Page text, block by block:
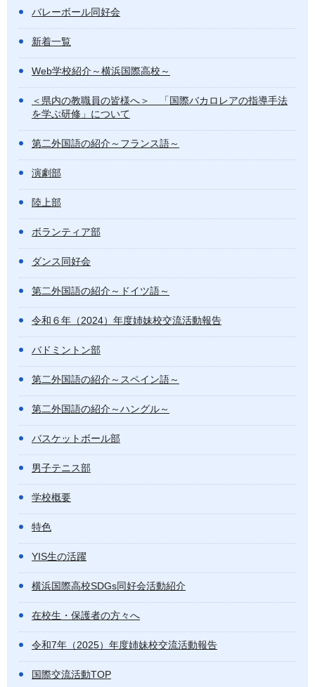
バレーボール同好会
新着一覧
Web学校紹介～横浜国際高校～
＜県内の教職員の皆様へ＞ 「国際バカロレアの指導手法
を学ぶ研修」について
第二外国語の紹介～フランス語～
演劇部
陸上部
ボランティア部
ダンス同好会
第二外国語の紹介～ドイツ語～
令和６年（2024）年度姉妹校交流活動報告
バドミントン部
第二外国語の紹介～スペイン語～
第二外国語の紹介～ハングル～
バスケットボール部
男子テニス部
学校概要
特色
YIS生の活躍
横浜国際高校SDGs同好会活動紹介
在校生・保護者の方々へ
令和7年（2025）年度姉妹校交流活動報告
国際交流活動TOP